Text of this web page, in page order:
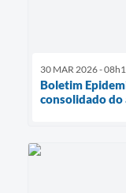
30 MAR 2026 -
Boletim
consolidado do